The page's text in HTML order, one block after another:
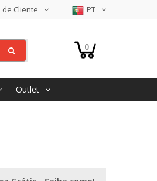
de Cliente PT
0
Outlet